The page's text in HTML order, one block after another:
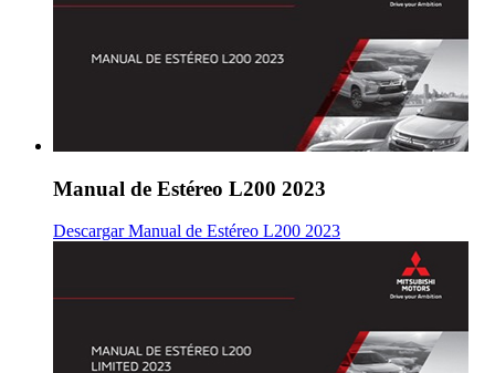
Manual de Estéreo L200 2023
Descargar Manual de Estéreo L200 2023